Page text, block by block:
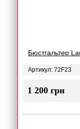
Бюстгальтер
Артикул: 72F23
1 200 грн